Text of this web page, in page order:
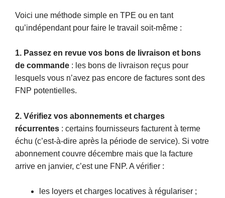
Voici une méthode simple en TPE ou en tant
qu’indépendant pour faire le travail soit-même :
1. Passez en revue vos bons de livraison et bons
de commande : les bons de livraison reçus pour
lesquels vous n’avez pas encore de factures sont des
FNP potentielles.
2. Vérifiez vos abonnements et charges
récurrentes : certains fournisseurs facturent à terme
échu (c’est-à-dire après la période de service). Si votre
abonnement couvre décembre mais que la facture
arrive en janvier, c’est une FNP. A vérifier :
les loyers et charges locatives à régulariser ;